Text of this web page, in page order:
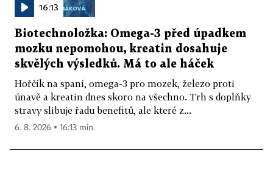
16:13
Biotechnoložka: Omega-3 před úpadkem
mozku nepomohou, kreatin dosahuje
skvělých výsledků. Má to ale háček
Hořčík na spaní, omega-3 pro mozek, železo proti
únavě a kreatin dnes skoro na všechno. Trh s doplňky
stravy slibuje řadu benefitů, ale které z...
6. 8. 2026 ▪ 16:13 min.